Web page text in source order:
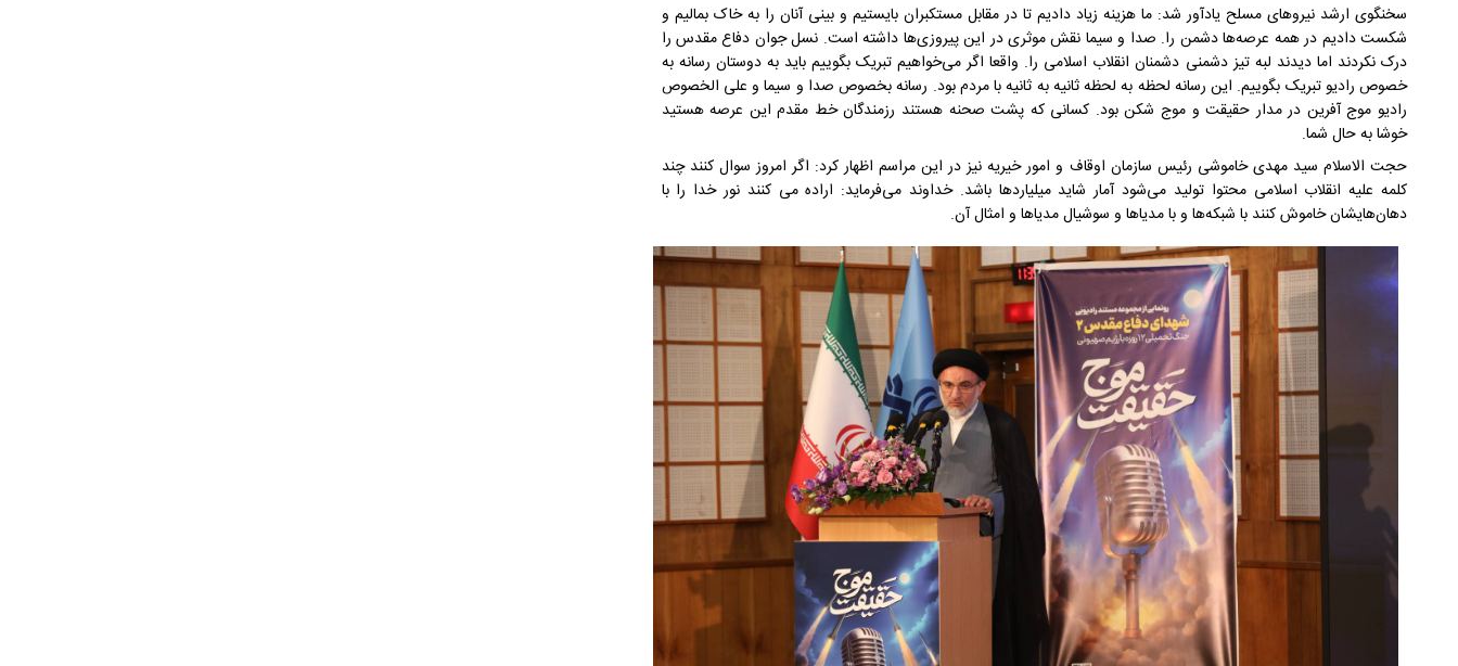
سخنگوی ارشد نیروهای مسلح یادآور شد: ما هزینه زیاد دادیم تا در مقابل مستکبران بایستیم و بینی آنان را به خاک بمالیم و
شکست دادیم در همه عرصه‌ها دشمن را. صدا و سیما نقش موثری در این پیروزی‌ها داشته است. نسل جوان دفاع مقدس را
درک نکردند اما دیدند لبه تیز دشمنی دشمنان انقلاب اسلامی را. واقعا اگر می‌خواهیم تبریک بگوییم باید به دوستان رسانه به
خصوص رادیو تبریک بگوییم. این رسانه لحظه به لحظه ثانیه به ثانیه با مردم بود. رسانه بخصوص صدا و سیما و علی الخصوص
رادیو موج آفرین در مدار حقیقت و موج شکن بود. کسانی که پشت صحنه هستند رزمندگان خط مقدم این عرصه هستید
خوشا به حال شما.
حجت الاسلام سید مهدی خاموشی رئیس سازمان اوقاف و امور خیریه نیز در این مراسم اظهار کرد: اگر امروز سوال کنند چند
کلمه علیه انقلاب اسلامی محتوا تولید می‌شود آمار شاید میلیاردها باشد. خداوند می‌فرماید: اراده می کنند نور خدا را با
دهان‌هایشان خاموش کنند با شبکه‌ها و با مدیاها و سوشیال مدیاها و امثال آن.